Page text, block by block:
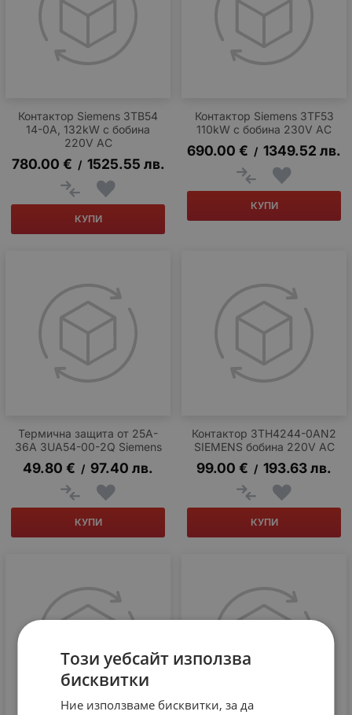
Контактор Siemens 3TB54
14-0A, 132kW с бобина
220V AC
780.00 € / 1525.55 лв.
КУПИ
Контактор Siemens 3TF53
110kW с бобина 230V AC
690.00 € / 1349.52 лв.
КУПИ
Термична защита от 25A-
36A 3UA54-00-2Q Siemens
49.80 € / 97.40 лв.
КУПИ
Контактор 3TH4244-0AN2
SIEMENS бобина 220V AC
99.00 € / 193.63лв.
КУПИ
Този уебсайт използва
бисквитки
Ние използваме бисквитки, за да